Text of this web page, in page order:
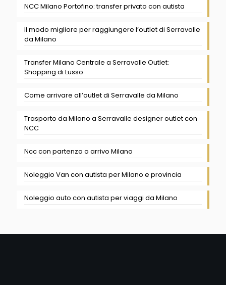
NCC Milano Portofino: transfer privato con autista
Il modo migliore per raggiungere l’outlet di Serravalle
da Milano
Transfer Milano Centrale a Serravalle Outlet:
Shopping di Lusso
Come arrivare all’outlet di Serravalle da Milano
Trasporto da Milano a Serravalle designer outlet con
NCC
Ncc con partenza o arrivo Milano
Noleggio Van con autista per Milano e provincia
Noleggio auto con autista per viaggi da Milano